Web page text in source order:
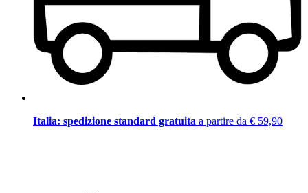
Italia: spedizione standard gratuita a partire da € 59,90